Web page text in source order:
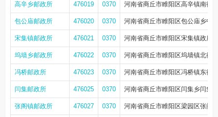
高辛乡邮政所 476019 0370 河南省商丘市睢阳区高辛镇南街
包公庙邮政所 476020 0370 河南省商丘市睢阳区包公庙乡中
宋集镇邮政所 476021 0370 河南省商丘市睢阳区宋集镇政府
坞墙乡邮政所 476022 0370 河南省商丘市睢阳区坞墙镇北街
冯桥邮政所 476023 0370 河南省商丘市睢阳区冯桥镇东街
闫集邮政所 476025 0370 河南省商丘市睢阳区闫集乡闫集
张阁镇邮政所 476027 0370 河南省商丘市睢阳区梁园区张阁